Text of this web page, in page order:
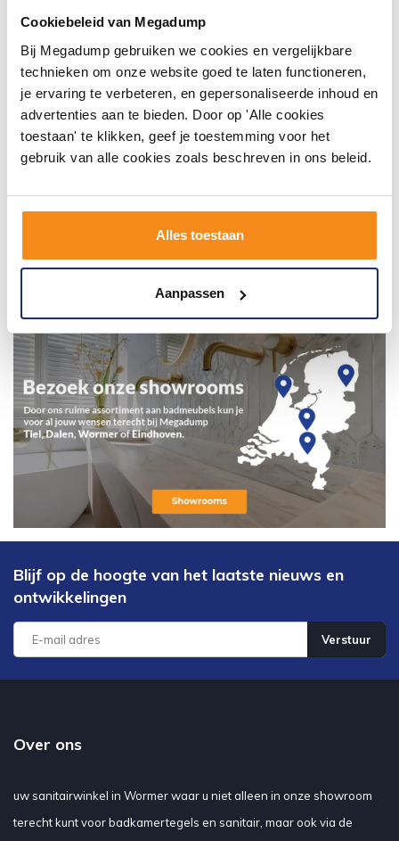
Cookiebeleid van Megadump
Bij Megadump gebruiken we cookies en vergelijkbare
technieken om onze website goed te laten functioneren,
je ervaring te verbeteren, en gepersonaliseerde inhoud en
advertenties aan te bieden. Door op 'Alle cookies
toestaan' te klikken, geef je toestemming voor het
gebruik van alle cookies zoals beschreven in ons beleid.
Alles toestaan
Aanpassen
inspirerende omgeving vol met unieke
Blijf op de hoogte van het laatste nieuws en
ontwikkelingen
Verstuur
Over ons
uw sanitairwinkel in Wormer waar u niet alleen in onze showroom
terecht kunt voor badkamertegels en sanitair, maar ook via de